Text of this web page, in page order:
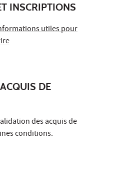
INSCRIPTIONS
utiles pour
DE
des acquis de
conditions.